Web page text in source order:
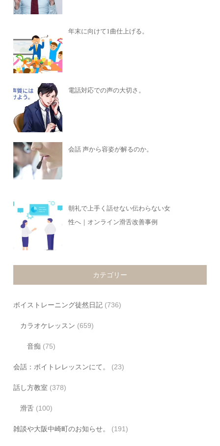
年末に向けて1曲仕上げる。
電話対応での声の大切さ。
会話 声から容姿が解るのか。
朝礼で上手く話せない伝わらない女
性へ｜オンライン滑舌改善事例
カテゴリー
ボイストレーニング徒然日記 (736)
カラオケレッスン (659)
音痴 (75)
会話：ボイトレレッスンにて。 (23)
話し方教室 (378)
滑舌 (100)
雑談や大阪中崎町のお知らせ。 (191)